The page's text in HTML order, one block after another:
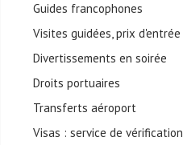
Guides francophones
Visites guidées, prix d'entrée
Divertissements en soirée
Droits portuaires
Transferts aéroport
Visas : service de vérification